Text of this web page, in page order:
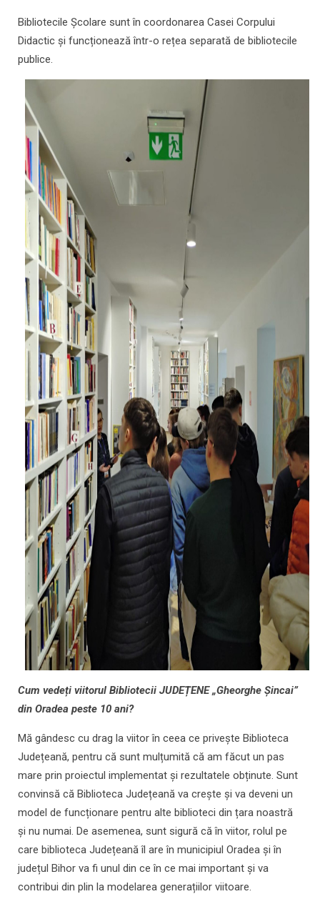
Bibliotecile Școlare sunt în coordonarea Casei Corpului
Didactic și funcționează într-o rețea separată de bibliotecile
publice.
Cum vedeți viitorul Bibliotecii JUDEȚENE „Gheorghe Șincai”
din Oradea peste 10 ani?
Mă gândesc cu drag la viitor în ceea ce privește Biblioteca
Județeană, pentru că sunt mulțumită că am făcut un pas
mare prin proiectul implementat și rezultatele obținute. Sunt
convinsă că Biblioteca Județeană va crește și va deveni un
model de funcționare pentru alte biblioteci din țara noastră
și nu numai. De asemenea, sunt sigură că în viitor, rolul pe
care biblioteca Județeană îl are în municipiul Oradea și în
județul Bihor va fi unul din ce în ce mai important și va
contribui din plin la modelarea generațiilor viitoare.